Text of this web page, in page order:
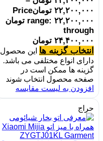
۲۲,۲۰۰,۰۰۰ تومانPrice
range: ۲۲,۲۰۰,۰۰۰ تومان
through
۲۴,۴۰۰,۰۰۰ تومان
انتخاب گزینه ها این محصول
دارای انواع مختلفی می باشد.
گزینه ها ممکن است در
صفحه محصول انتخاب شوند
افزودن به لیست مقایسه
حراج